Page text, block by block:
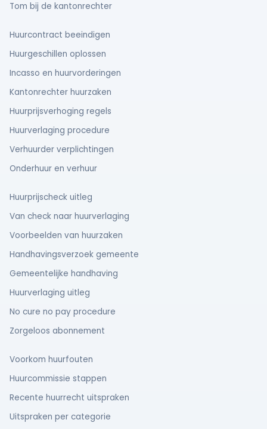
Hulp nodig met je borg?
Krijg strategisch advies over
borgverrekening en je rechten.
Gratis Borgcheck
Tom bij de kantonrechter
Huurcontract beeindigen
Huurgeschillen oplossen
Incasso en huurvorderingen
Kantonrechter huurzaken
Huurprijsverhoging regels
Huurverlaging procedure
Verhuurder verplichtingen
Onderhuur en verhuur
Huurprijscheck uitleg
Van check naar huurverlaging
Voorbeelden van huurzaken
Handhavingsverzoek gemeente
Gemeentelijke handhaving
Huurverlaging uitleg
No cure no pay procedure
Zorgeloos abonnement
Voorkom huurfouten
Huurcommissie stappen
Recente huurrecht uitspraken
Uitspraken per categorie